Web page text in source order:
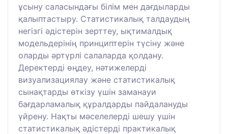
ұсыну саласындағы білім мен дағдыларды
қалыптастыру. Статистикалық талдаудың
негізгі әдістерін зерттеу, ықтималдық
модельдерінің принциптерін түсіну және
оларды әртүрлі салаларда қолдану.
Деректерді өңдеу, нәтижелерді
визуализациялау және статистикалық
сынақтарды өткізу үшін заманауи
бағдарламалық құралдарды пайдалануды
үйрену. Нақты мәселелерді шешу үшін
статистикалық әдістерді практикалық